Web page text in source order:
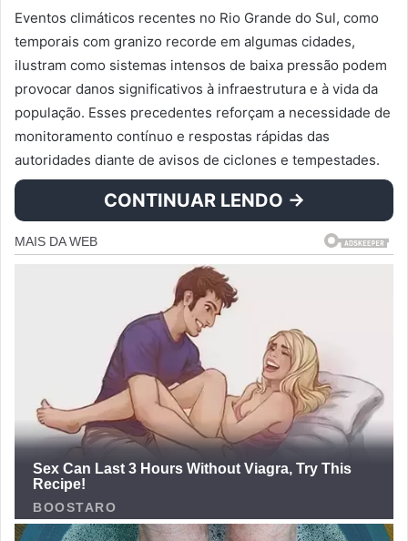
Eventos climáticos recentes no Rio Grande do Sul, como
temporais com granizo recorde em algumas cidades,
ilustram como sistemas intensos de baixa pressão podem
provocar danos significativos à infraestrutura e à vida da
população. Esses precedentes reforçam a necessidade de
monitoramento contínuo e respostas rápidas das
autoridades diante de avisos de ciclones e tempestades.
CONTINUAR LENDO →